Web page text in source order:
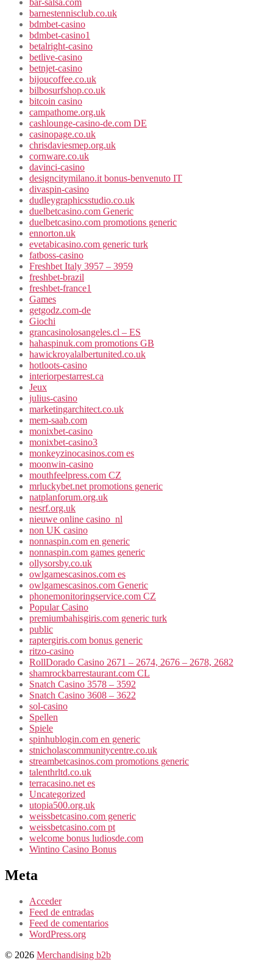
barnestennisclub.co.uk
bdmbet-casino
bdmbet-casino1
betalright-casino
betlive-casino
betnjet-casino
bijoucoffee.co.uk
bilbosurfshop.co.uk
bitcoin casino
campathome.org.uk
cashlounge-casino-de.com DE
casinopage.co.uk
chrisdaviesmep.org.uk
cornware.co.uk
davinci-casino
designcitymilano.it bonus-benvenuto IT
divaspin-casino
dudleygraphicsstudio.co.uk
duelbetcasino.com Generic
duelbetcasino.com promotions generic
ennorton.uk
evetabicasino.com generic turk
fatboss-casino
Freshbet Italy 3957 – 3959
freshbet-brazil
freshbet-france1
Games
getgodz.com-de
Giochi
grancasinolosangeles.cl – ES
hahaspinuk.com promotions GB
hawickroyalalbertunited.co.uk
hotloots-casino
interiorpestarrest.ca
Jeux
julius-casino
marketingarchitect.co.uk
mem-saab.com
monixbet-casino
monixbet-casino3
monkeyzinocasinos.com es
moonwin-casino
mouthfeelpress.com CZ
mrluckybet.net promotions generic
natplanforum.org.uk
nesrf.org.uk
nieuwe online casino_nl
non UK casino
nonnaspin.com en generic
nonnaspin.com games generic
ollysorsby.co.uk
owlgamescasinos.com es
owlgamescasinos.com Generic
phonemonitoringservice.com CZ
Popular Casino
premiumbahisgiris.com generic turk
public
raptergiris.com bonus generic
ritzo-casino
RollDorado Casino 2671 – 2674, 2676 – 2678, 2682
shamrockbarrestaurant.com CL
Snatch Casino 3578 – 3592
Snatch Casino 3608 – 3622
sol-casino
Spellen
Spiele
spinhublogin.com en generic
stnicholascommunitycentre.co.uk
streambetcasinos.com promotions generic
talenthrltd.co.uk
terracasino.net es
Uncategorized
utopia500.org.uk
weissbetcasino.com generic
weissbetcasino.com pt
welcome bonus ludiosde.com
Wintino Casino Bonus
Meta
Acceder
Feed de entradas
Feed de comentarios
WordPress.org
© 2026 Merchandising b2b